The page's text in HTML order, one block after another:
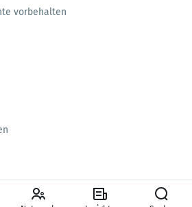
vorbehalten